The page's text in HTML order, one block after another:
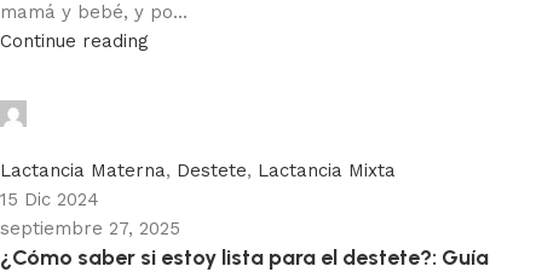
mamá y bebé, y po...
Continue reading
Lactancia Materna, Destete, Lactancia Mixta
15 Dic 2024
septiembre 27, 2025
¿Cómo saber si estoy lista para el destete?: Guía